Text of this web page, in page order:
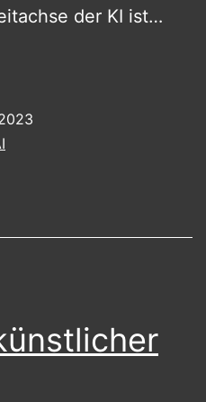
der KI ist…